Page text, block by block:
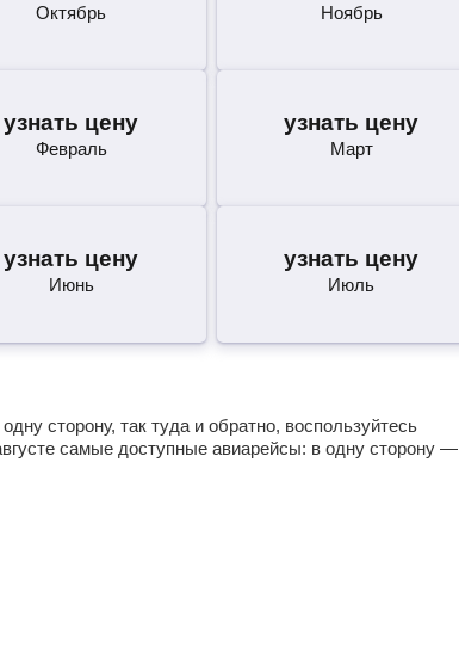
Октябрь Ноябрь
узнать цену
Февраль
узнать цену
Март
узнать цену
Июнь
узнать цену
Июль
сторону, так туда и обратно, воспользуйтесь
самые доступные авиарейсы: в одну сторону —